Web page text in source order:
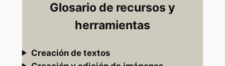
Glosario de recursos y
herramientas
Creación de textos